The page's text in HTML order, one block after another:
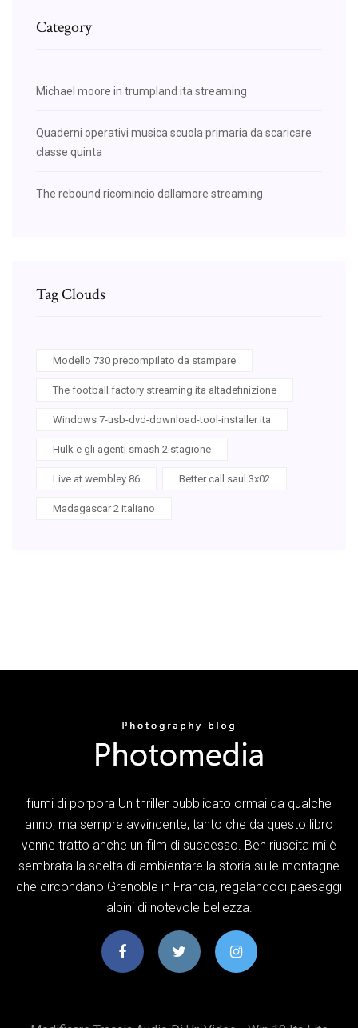
Category
Michael moore in trumpland ita streaming
Quaderni operativi musica scuola primaria da scaricare
classe quinta
The rebound ricomincio dallamore streaming
Tag Clouds
Modello 730 precompilato da stampare
The football factory streaming ita altadefinizione
Windows 7-usb-dvd-download-tool-installer ita
Hulk e gli agenti smash 2 stagione
Live at wembley 86 Better call saul 3x02
Madagascar 2 italiano
fiumi di porpora Un thriller pubblicato ormai da qualche
anno, ma sempre avvincente, tanto che da questo libro
venne tratto anche un film di successo. Ben riuscita mi è
sembrata la scelta di ambientare la storia sulle montagne
che circondano Grenoble in Francia, regalandoci paesaggi
alpini di notevole bellezza.